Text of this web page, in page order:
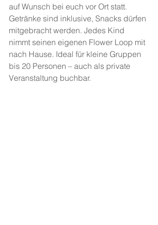
auf Wunsch bei euch vor Ort statt.
Getränke sind inklusive, Snacks dürfen
mitgebracht werden. Jedes Kind
nimmt seinen eigenen Flower Loop mit
nach Hause. Ideal für kleine Gruppen
bis 20 Personen – auch als private
Veranstaltung buchbar.